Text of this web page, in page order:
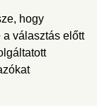
hogy
választás előtt